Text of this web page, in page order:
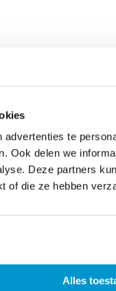
te
Ook delen we
Deze partners
of die ze hebben
Alles